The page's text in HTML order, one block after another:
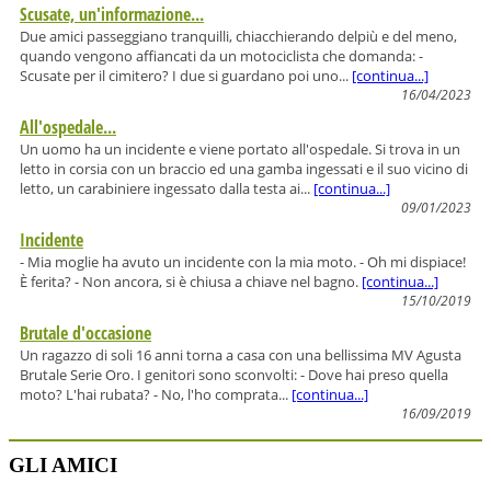
Scusate, un'informazione...
Due amici passeggiano tranquilli, chiacchierando delpiù e del meno,
quando vengono affiancati da un motociclista che domanda: -
Scusate per il cimitero? I due si guardano poi uno... [continua...]
16/04/2023
All'ospedale...
Un uomo ha un incidente e viene portato all'ospedale. Si trova in un
letto in corsia con un braccio ed una gamba ingessati e il suo vicino di
letto, un carabiniere ingessato dalla testa ai... [continua...]
09/01/2023
Incidente
- Mia moglie ha avuto un incidente con la mia moto. - Oh mi dispiace!
È ferita? - Non ancora, si è chiusa a chiave nel bagno. [continua...]
15/10/2019
Brutale d'occasione
Un ragazzo di soli 16 anni torna a casa con una bellissima MV Agusta
Brutale Serie Oro. I genitori sono sconvolti: - Dove hai preso quella
moto? L'hai rubata? - No, l'ho comprata... [continua...]
16/09/2019
GLI AMICI